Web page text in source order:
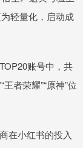
轻量化，启动成
账号中，共
者荣耀”“原神”位
在小红书的投入